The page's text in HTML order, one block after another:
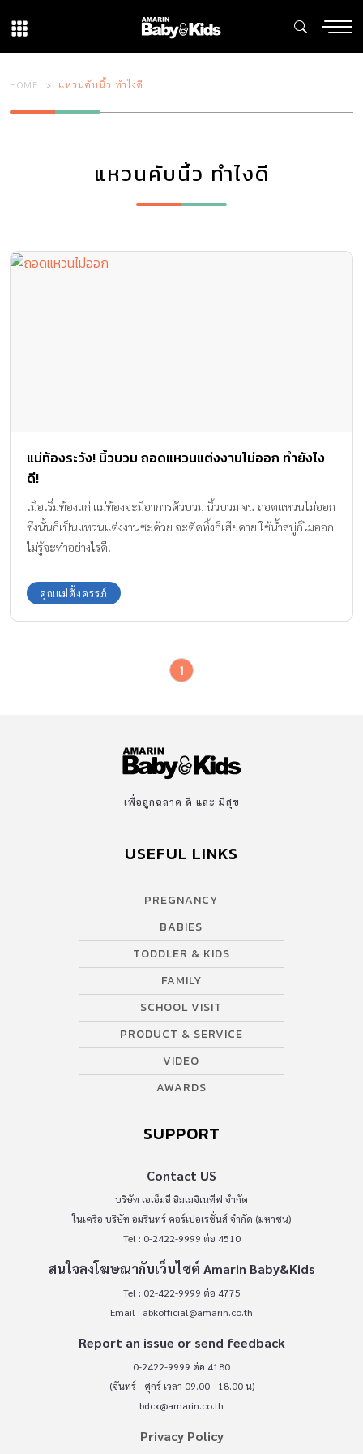
HOME แหวนคับนิ้ว ทำไงดี
แหวนคับนิ้ว ทำไงดี
แม่ท้องระวัง! นิ้วบวม ถอดแหวนแต่งงานไม่ออก ทำยังไง
ดี!
เมื่อเริ่มท้องแก่ แม่ท้องจะมีอาการตัวบวม นิ้วบวม จน ถอดแหวนไม่ออก
ซึ่งนั้นก็เป็นแหวนแต่งงานซะด้วย จะตัดทิ้งก็เสียดาย ใช้น้ำสบู่ก็ไม่ออก
ไม่รู้จะทำอย่างไรดี!
คุณแม่ตั้งครรภ์
1
เพื่อลูกฉลาด ดี และ มีสุข
USEFUL LINKS
PREGNANCY
BABIES
TODDLER & KIDS
FAMILY
SCHOOL VISIT
PRODUCT & SERVICE
VIDEO
AWARDS
SUPPORT
Contact US
บริษัท เอเอ็มอี อิมเมจิเนทีฟ จำกัด
ในเครือ บริษัท อมรินทร์ คอร์เปอเรชั่นส์ จำกัด (มหาชน)
Tel : 0-2422-9999 ต่อ 4510
สนใจลงโฆษณากับเว็บไซต์ Amarin Baby&Kids
Tel : 02-422-9999 ต่อ 4775
Email : abkofficial@amarin.co.th
Report an issue or send feedback
0-2422-9999 ต่อ 4180
(จันทร์ - ศุกร์ เวลา 09.00 - 18.00 น)
bdcx@amarin.co.th
Privacy Policy